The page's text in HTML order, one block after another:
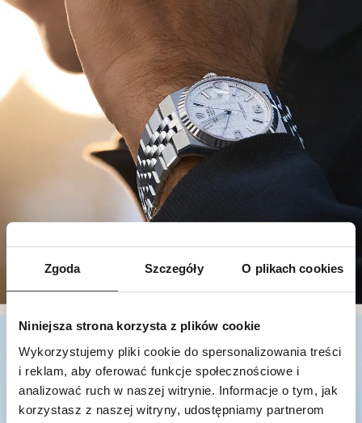
Zgoda Szczegóły O plikach cookies
Niniejsza strona korzysta z plików cookie
Wykorzystujemy pliki cookie do spersonalizowania treści
i reklam, aby oferować funkcje społecznościowe i
analizować ruch w naszej witrynie. Informacje o tym, jak
korzystasz z naszej witryny, udostępniamy partnerom